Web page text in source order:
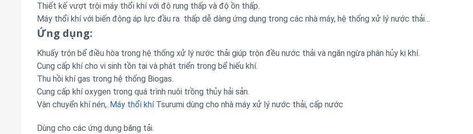
Thiết kế vượt trội máy thổi khí với độ rung thấp và độ ồn thấp.
Máy thổi khí với biến động áp lực đầu ra thấp dễ dàng ứng dụng trong các nhà máy, hệ thống xử lý nước thải…
Ứng dụng:
Khuấy trộn bể điều hòa trong hệ thống xử lý nước thải giúp trộn đều nước thải và ngăn ngừa phân hủy kị khí.
Cung cấp khí cho vi sinh tồn tại và phát triển trong bể hiếu khí.
Thu hồi khí gas trong hệ thống Biogas.
Cung cấp khí oxygen trong quá trình nuôi trồng thủy hải sản.
Vận chuyển khí nén,..Máy thổi khíTsurumi dùng cho nhà máy xử lý nước thải, cấp nước
Dùng cho các ứng dụng băng tải.